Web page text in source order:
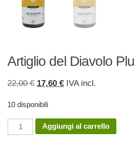
Artiglio del Diavolo
22,00€ Il
originale
era:
22,00 €.
17,60 €Il
è:
17,60 €.
IVA incl.
10 disponibili
Artiglio
del
Aggiungi al carrello